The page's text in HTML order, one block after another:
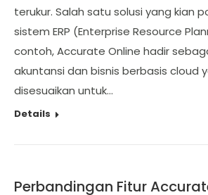
terukur. Salah satu solusi yang kian
sistem ERP (Enterprise Resource
contoh, Accurate Online hadir
akuntansi dan bisnis berbasis cloud
disesuaikan untuk…
Details
Perbandingan Fitur